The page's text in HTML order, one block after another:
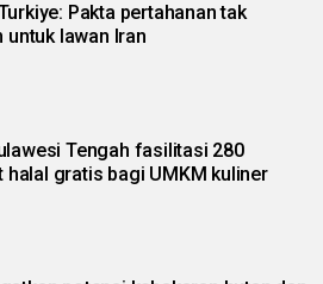
Pakta pertahanan tak
untuk lawan Iran
Tengah fasilitasi 280
halal gratis bagi UMKM kuliner